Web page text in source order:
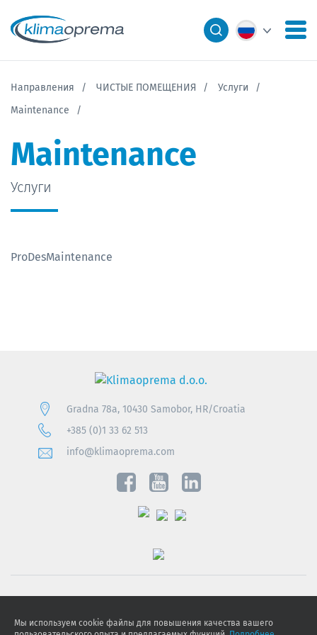
Направления ЧИСТЫЕ ПОМЕЩЕНИЯ
Услуги
Maintenance
Maintenance
Услуги
ProDesMaintenance
Gradna 78a, 10430 Samobor, HR/Croatia
+385 (0)1 33 62 513
info@klimaoprema.com
Politika kolačića
Мы используем cookie файлы для повышения качества вашего